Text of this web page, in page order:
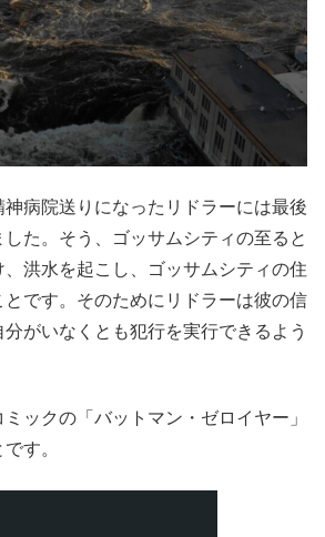
病院送りになったリドラーには最後
た。そう、ゴッサムシティの至ると
洪水を起こし、ゴッサムシティの住
とです。そのためにリドラーは彼の信
がいなくとも犯行を実行できるよう
ックの「バットマン・ゼロイヤー」
す。